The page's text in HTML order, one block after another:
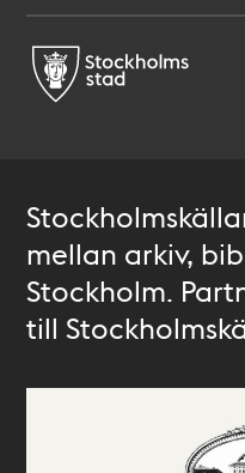
mellan arkiv,
Stockholm.
till